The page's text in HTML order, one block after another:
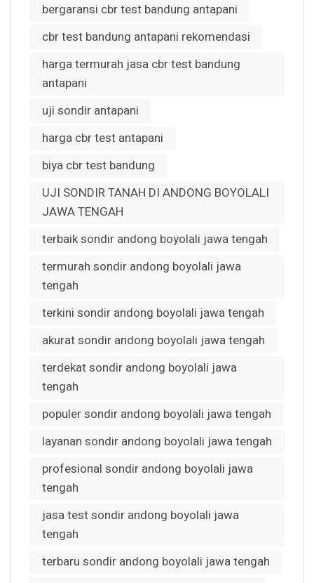
bergaransi cbr test bandung antapani
cbr test bandung antapani rekomendasi
harga termurah jasa cbr test bandung
antapani
uji sondir antapani
harga cbr test antapani
biya cbr test bandung
UJI SONDIR TANAH DI ANDONG BOYOLALI
JAWA TENGAH
terbaik sondir andong boyolali jawa tengah
termurah sondir andong boyolali jawa
tengah
terkini sondir andong boyolali jawa tengah
akurat sondir andong boyolali jawa tengah
terdekat sondir andong boyolali jawa
tengah
populer sondir andong boyolali jawa tengah
layanan sondir andong boyolali jawa tengah
profesional sondir andong boyolali jawa
tengah
jasa test sondir andong boyolali jawa
tengah
terbaru sondir andong boyolali jawa tengah